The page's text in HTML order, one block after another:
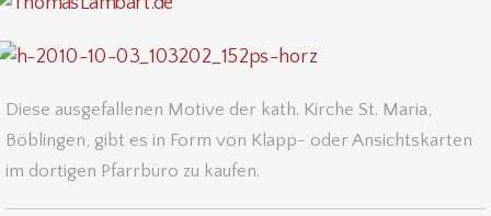
Diese ausgefallenen Motive der kath. Kirche St. Maria,
Böblingen, gibt es in Form von Klapp- oder Ansichtskarten
im dortigen Pfarrbüro zu kaufen.